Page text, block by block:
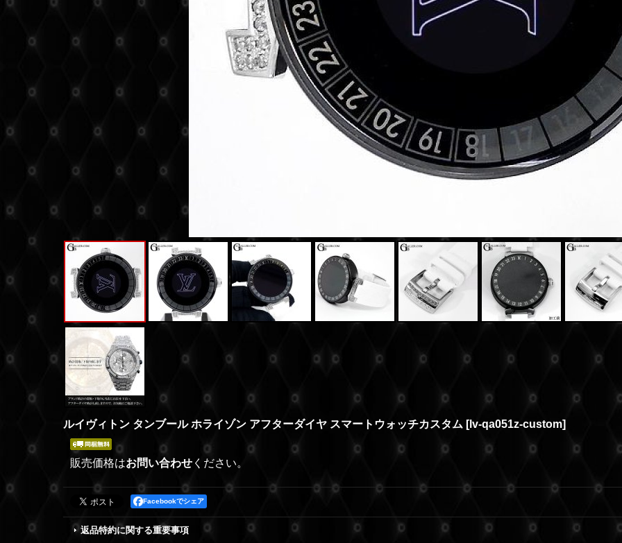
ルイヴィトン タンブール ホライゾン アフターダイヤ スマートウォッチカスタム [lv-qa051z-custom]
販売価格はお問い合わせ ください。
Facebookでシェア
返品特約に関する重要事項